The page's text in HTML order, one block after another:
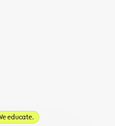
educate.